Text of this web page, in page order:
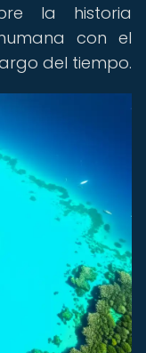
la historia
con el
del tiempo.